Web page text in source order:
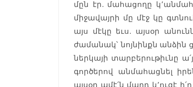
մըն էր. մահացողը
միջավայրի մը մէջ կը
այս մէկը եւս. այսօր
ժամանակ՝ նոյնինքն անձին
ներկայի տարբերութիւնը
գործերով անմահացնել
այսօր ամէ՛ն մարդ կ՚ուզէ